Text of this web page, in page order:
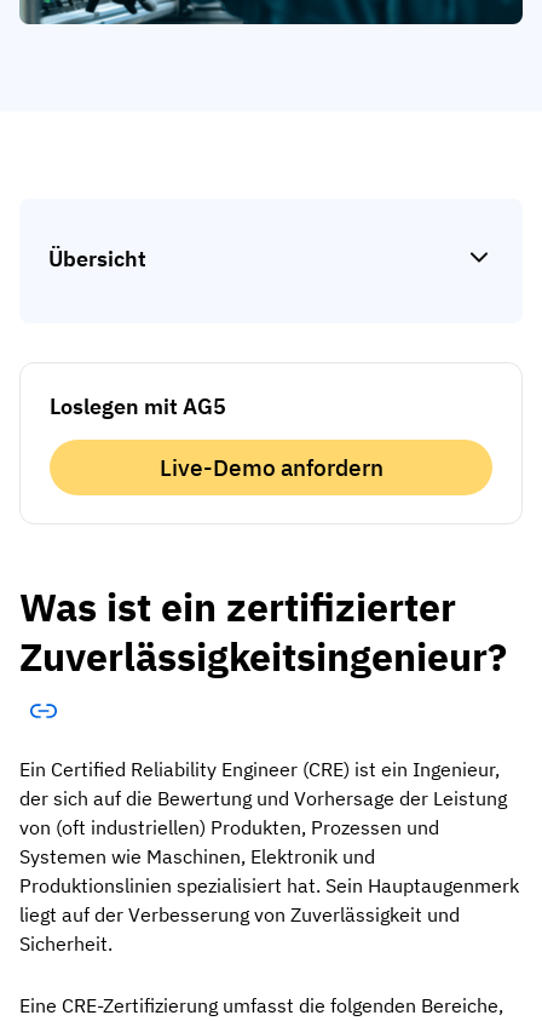
Übersicht
Loslegen mit AG5
Live-Demo anfordern
Was ist ein zertifizierter
Zuverlässigkeitsingenieur?
Ein Certified Reliability Engineer (CRE) ist ein Ingenieur,
der sich auf die Bewertung und Vorhersage der Leistung
von (oft industriellen) Produkten, Prozessen und
Systemen wie Maschinen, Elektronik und
Produktionslinien spezialisiert hat. Sein Hauptaugenmerk
liegt auf der Verbesserung von Zuverlässigkeit und
Sicherheit.
Eine CRE-Zertifizierung umfasst die folgenden Bereiche,